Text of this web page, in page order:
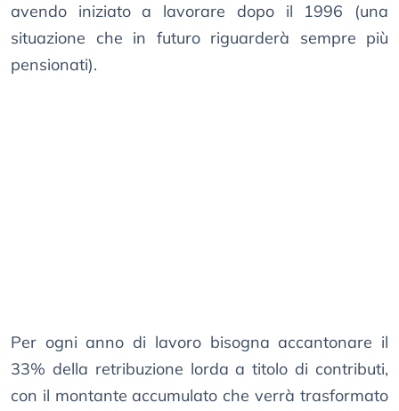
avendo iniziato a lavorare dopo il 1996 (una
situazione che in futuro riguarderà sempre più
pensionati).
Per ogni anno di lavoro bisogna accantonare il
33% della retribuzione lorda a titolo di contributi,
con il montante accumulato che verrà trasformato